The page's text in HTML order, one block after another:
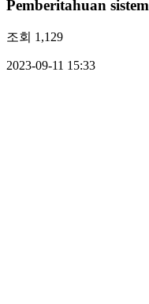
Pemberitahuan
조회 1,129
2023-09-11 15:33